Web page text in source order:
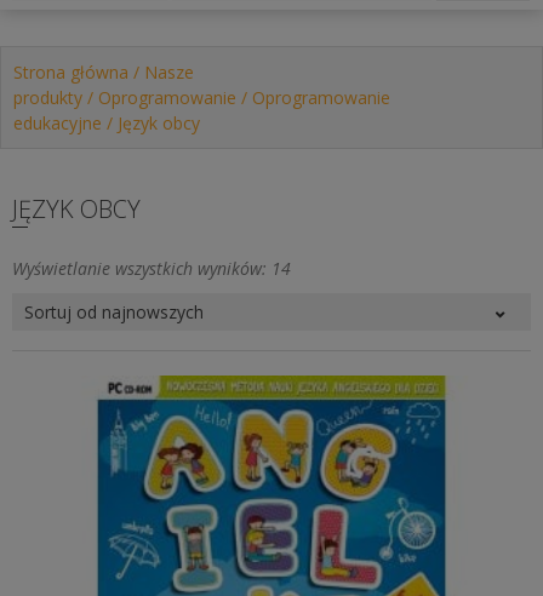
Strona główna / Nasze
produkty / Oprogramowanie / Oprogramowanie
edukacyjne / Język obcy
JĘZYK OBCY
Wyświetlanie wszystkich wyników: 14Posortowane